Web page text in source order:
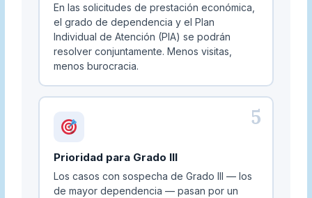
En las solicitudes de prestación económica,
el grado de dependencia y el Plan
Individual de Atención (PIA) se podrán
resolver conjuntamente. Menos visitas,
menos burocracia.
5
Prioridad para Grado III
Los casos con sospecha de Grado III — los
de mayor dependencia — pasan por un